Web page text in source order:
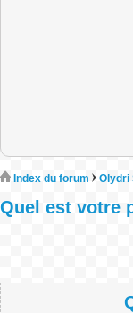
Index du forum Olydri
Quel est votre